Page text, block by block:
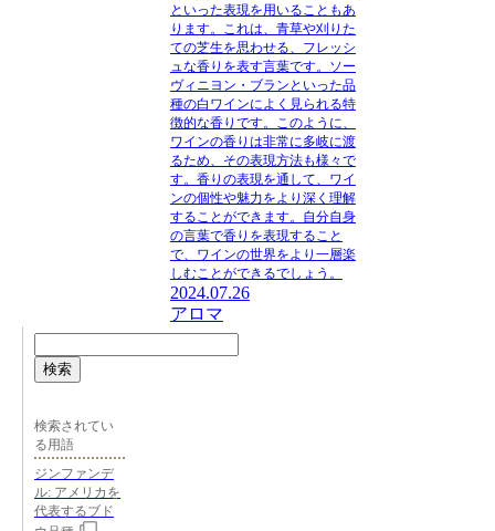
といった表現を用いることもあ
ります。これは、青草や刈りた
ての芝生を思わせる、フレッシ
ュな香りを表す言葉です。ソー
ヴィニヨン・ブランといった品
種の白ワインによく見られる特
徴的な香りです。このように、
ワインの香りは非常に多岐に渡
るため、その表現方法も様々で
す。香りの表現を通して、ワイ
ンの個性や魅力をより深く理解
することができます。自分自身
の言葉で香りを表現すること
で、ワインの世界をより一層楽
しむことができるでしょう。
2024.07.26
アロマ
検索
検索されてい
る用語
ジンファンデ
ル: アメリカを
代表するブド